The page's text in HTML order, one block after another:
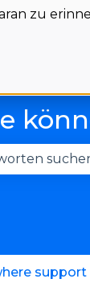
zu
support